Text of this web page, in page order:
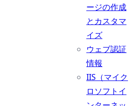
ージの作成
とカスタマ
イズ
ウェブ認証
情報
IIS（マイク
ロソフトイ